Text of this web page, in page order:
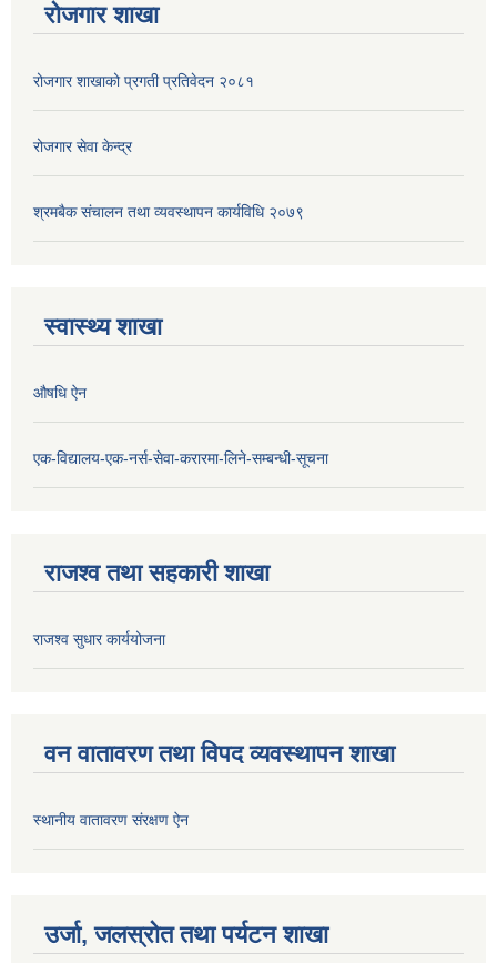
रोजगार शाखा
रोजगार शाखाको प्रगती प्रतिवेदन २०८१
रोजगार सेवा केन्द्र
श्रमबैक संचालन तथा व्यवस्थापन कार्यविधि २०७९
स्वास्थ्य शाखा
औषधि ऐन
एक-विद्यालय-एक-नर्स-सेवा-करारमा-लिने-सम्बन्धी-सूचना
राजश्व तथा सहकारी शाखा
राजश्व सुधार कार्ययोजना
वन वातावरण तथा विपद व्यवस्थापन शाखा
स्थानीय वातावरण संरक्षण ऐन
उर्जा, जलस्रोत तथा पर्यटन शाखा